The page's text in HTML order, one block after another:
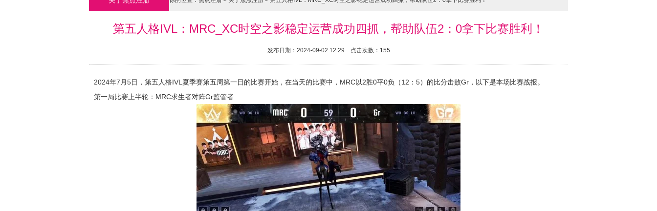
第五人格IVL：MRC_XC时空之影稳定运营成功四抓，帮助队伍2：0拿下比赛胜利！
发布日期：2024-09-02 12:29 点击次数：155
2024年7月5日，第五人格IVL夏季赛第五周第一日的比赛开始，在当天的比赛中，MRC以2胜0平0负（12：5）的比分击败Gr，以下是本场比赛战报。
第一局比赛上半轮：MRC求生者对阵Gr监管者